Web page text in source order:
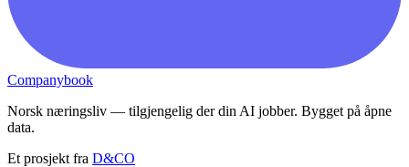
Companybook
Norsk næringsliv — tilgjengelig der din AI jobber. Bygget på åpne
data.
Et prosjekt fra D&CO